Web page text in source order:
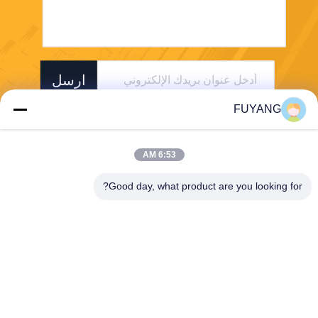
ارسل
Shenzhen FUYANG Technology Group Co.
FUYANG
6:53 AM
Good day, what product are you looking for?